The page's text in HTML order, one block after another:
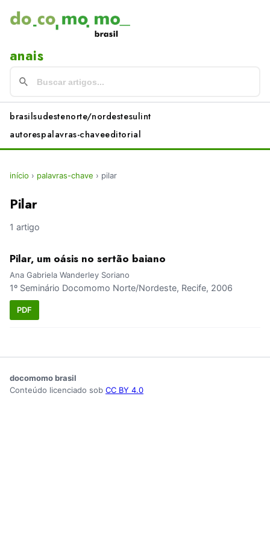
anais
brasilsudestenorte/nordestesulint
autorespalavras-chaveeditorial
início › palavras-chave › pilar
Pilar
1 artigo
Pilar, um oásis no sertão baiano
Ana Gabriela Wanderley Soriano
1º Seminário Docomomo Norte/Nordeste, Recife, 2006
PDF
docomomo brasil
Conteúdo licenciado sob CC BY 4.0